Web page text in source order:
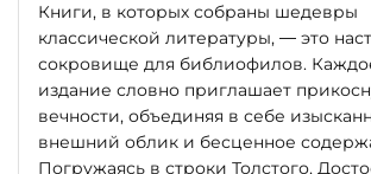
Книги, в которых собраны шедевры
классической литературы, — это
сокровище для библиофилов.
издание словно приглашает
вечности, объединяя в себе
внешний облик и бесценное
Погружаясь в строки Толстого,